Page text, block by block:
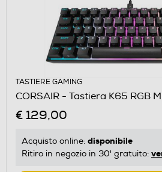
TASTIERE GAMING
CORSAIR - Tastiera K65 RGB
€ 129,00
Acquisto online: disponibile
Ritiro in negozio in 30' gratuito: